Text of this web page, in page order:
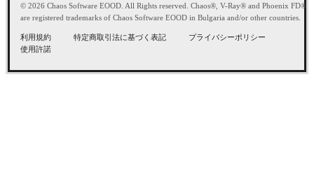
© 2026 Chaos Software EOOD. All Rights reserved. Chaos®, V-Ray® and Phoenix FD®
are registered trademarks of Chaos Software EOOD in Bulgaria and/or other countries.
利用規約 特定商取引法に基づく表記
プライバシーポリシー
使用許諾